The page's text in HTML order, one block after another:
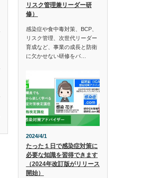
リスク管理兼リーダー研
修）
感染症や食中毒対策、BCP、
リスク管理、次世代リーダー
育成など、事業の成長と防衛
に欠かせない研修をパ…
2024/4/1
たった１日で感染症対策に
必要な知識を習得できます
（2024年改訂版がリリース
開始）